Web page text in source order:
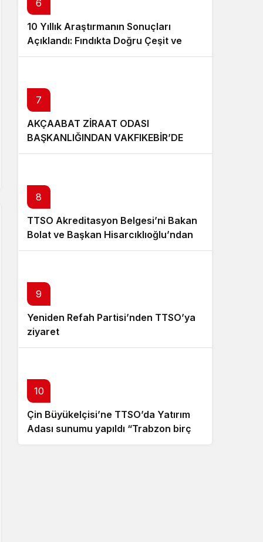
6
10 Yıllık Araştırmanın Sonuçları
Açıklandı: Fındıkta Doğru Çeşit ve
Rakım Belirlendi
7
AKÇAABAT ZİRAAT ODASI
BAŞKANLIĞINDAN VAKFIKEBİR’DE
FINDIKTA BAHÇE GÜNÜ ETKİNLİĞİNE
8
TTSO Akreditasyon Belgesi’ni Bakan
Bolat ve Başkan Hisarcıklıoğlu’ndan
aldı
9
Yeniden Refah Partisi’nden TTSO’ya
ziyaret
10
Çin Büyükelçisi’ne TTSO’da Yatırım
Adası sunumu yapıldı “Trabzon birçok